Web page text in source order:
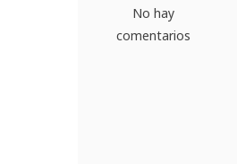
No hay
comentarios